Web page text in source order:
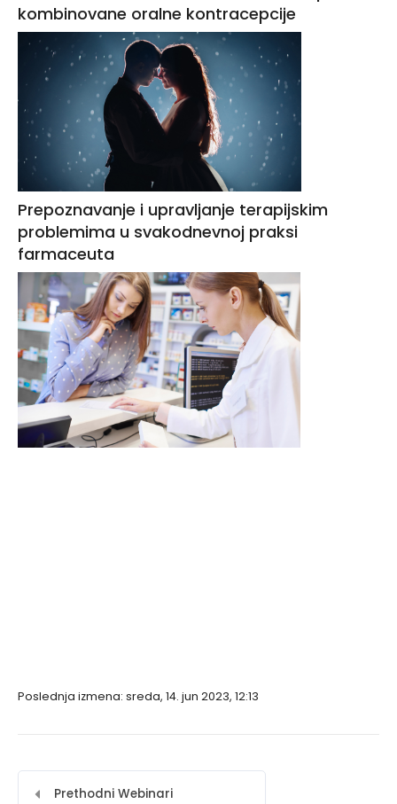
kombinovane oralne kontracepcije
Prepoznavanje i upravljanje terapijskim
problemima u svakodnevnoj praksi
farmaceuta
Poslednja izmena: sreda, 14. jun 2023, 12:13
Prethodni Webinari